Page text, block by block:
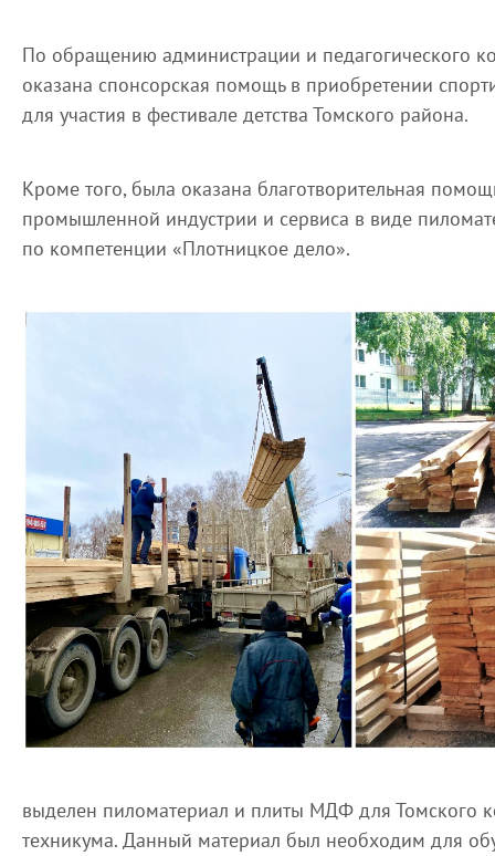
По обращению администрации и педагогического
оказана спонсорская помощь в приобретении
для участия в фестивале детства Томского района.
Кроме того, была оказана благотворительная
промышленной индустрии и сервиса в виде
по компетенции «Плотницкое дело».
выделен пиломатериал и плиты МДФ для Томского
техникума. Данный материал был необходим для